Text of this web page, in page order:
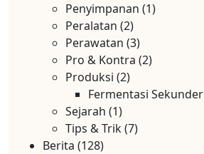
Penyimpanan (1)
Peralatan (2)
Perawatan (3)
Pro & Kontra (2)
Produksi (2)
Fermentasi Sekunder
Sejarah (1)
Tips & Trik(7)
Berita (128)